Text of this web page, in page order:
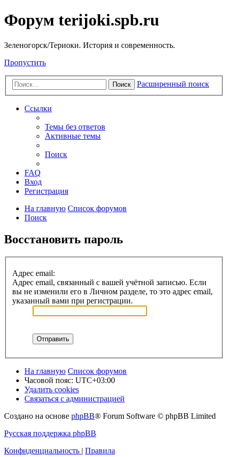
Форум terijoki.spb.ru
Зеленогорск/Териоки. История и современность.
Пропустить
Поиск Расширенный поиск
Ссылки
Темы без ответов
Активные темы
Поиск
FAQ
Вход
Регистрация
На главную Список форумов
Поиск
Восстановить пароль
Адрес email:
Адрес email, связанный с вашей учётной записью. Если
вы не изменили его в Личном разделе, то это адрес email,
указанный вами при регистрации.
На главную Список форумов
Часовой пояс: UTC+03:00
Удалить cookies
Связаться с администрацией
Создано на основе phpBB® Forum Software © phpBB Limited
Русская поддержка phpBB
Конфиденциальность | Правила